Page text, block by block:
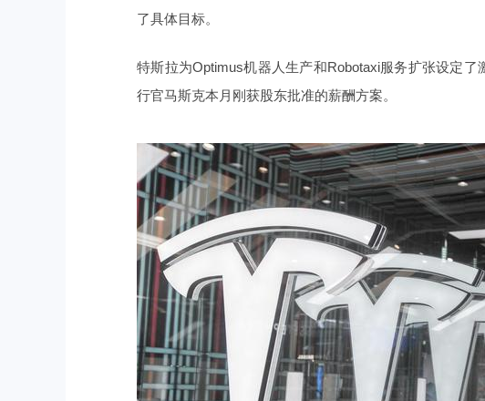
了具体目标。
特斯拉为Optimus机器人生产和Robotaxi服务扩张设定
行官马斯克本月刚获股东批准的薪酬方案。